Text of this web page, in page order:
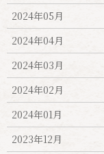
2024年05月
2024年04月
2024年03月
2024年02月
2024年01月
2023年12月